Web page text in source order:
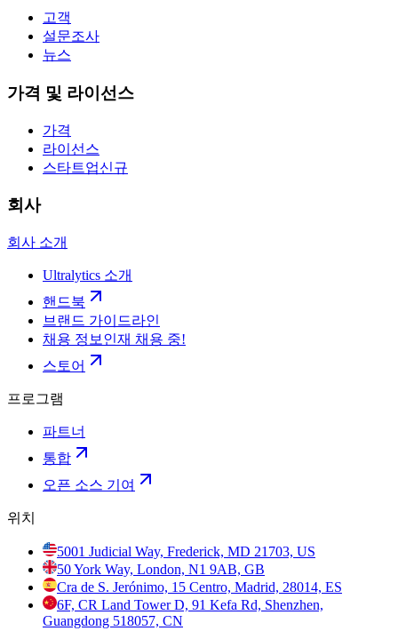
고객
설문조사
뉴스
가격 및 라이선스
가격
라이선스
스타트업신규
회사
회사 소개
Ultralytics 소개
핸드북
브랜드 가이드라인
채용 정보 인재 채용 중!
스토어
프로그램
파트너
통합
오픈 소스 기여
위치
5001 Judicial Way, Frederick, MD 21703, US
50 York Way, London, N1 9AB, GB
Cra de S. Jerónimo, 15 Centro, Madrid, 28014, ES
6F, CR Land Tower D, 91 Kefa Rd, Shenzhen,
Guangdong 518057, CN